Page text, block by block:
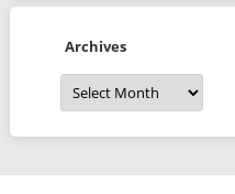
Archives
Archives